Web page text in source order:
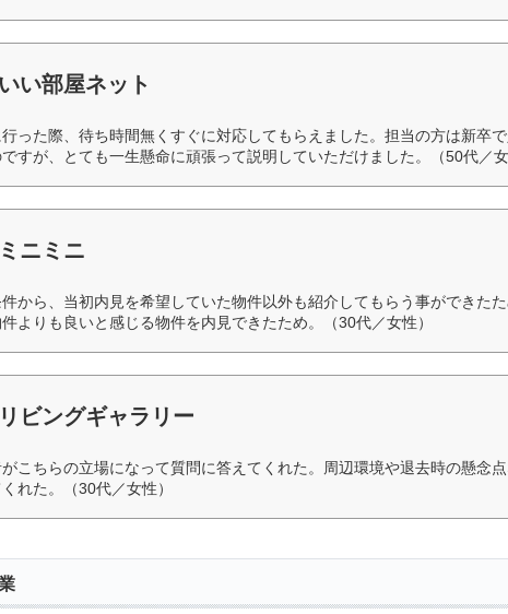
いい部屋ネット
行った際、待ち時間無くすぐに対応してもらえました。担当の方は新卒
ですが、とても一生懸命に頑張って説明していただけました。（50代／女
ミニミニ
から、当初内見を希望していた物件以外も紹介してもらう事ができた
件よりも良いと感じる物件を内見できたため。（30代／女性）
リビングギャラリー
こちらの立場になって質問に答えてくれた。周辺環境や退去時の懸念
れた。（30代／女性）